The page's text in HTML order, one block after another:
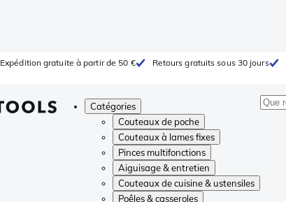
Expédition gratuite à partir de 50 € Retours gratuits sous 30 jours
Catégories
Couteaux de poche
Couteaux à lames fixes
Pinces multifonctions
Aiguisage & entretien
Couteaux de cuisine & ustensiles
Poêles & casseroles